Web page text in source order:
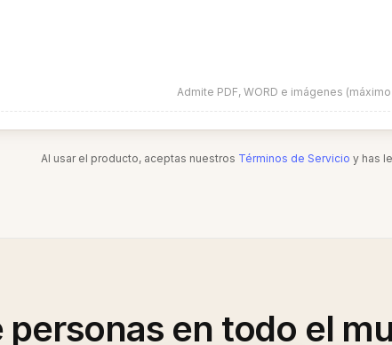
Admite PDF, WORD e imágenes (máximo
Al usar el producto, aceptas nuestros Términos de Servicio y has
personas en todo el